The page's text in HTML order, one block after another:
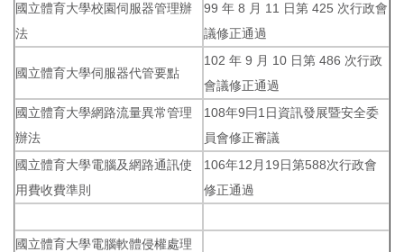
國立體育大學校園伺服器管理辦
法
99 年 8 月 11 日第 425 次行政會
議修正通過
國立體育大學伺服器代管要點
102 年 9 月 10 日第 486 次行政
會議修正通過
國立體育大學網路流量異常管理
辦法
108年9冃1日資訊發展暨安全委
員會修正審議
國立體育大學電腦及網路通訊使
用費收費準則
106年12月19日第588次行政會
修正通過
國立體育大學電腦軟體侵權處理